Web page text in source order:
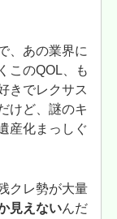
、あの業界に
このQOL、も
きでレクサス
けど、謎のキ
産化まっしぐ
クレ勢が大量
見えないんだ